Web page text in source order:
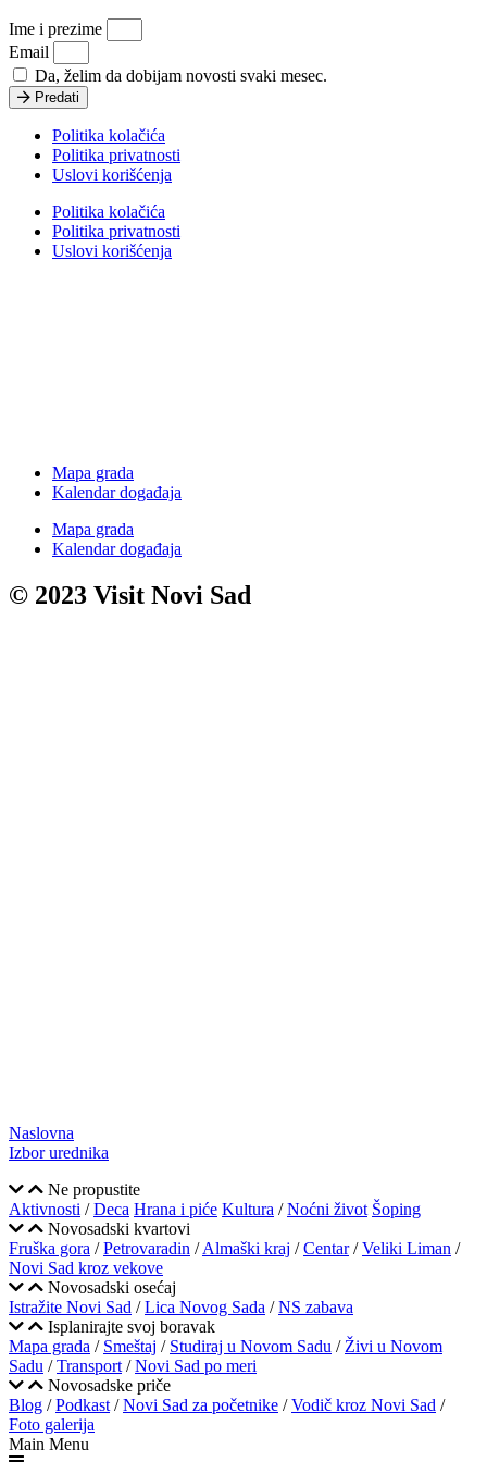
Ime i prezime
Email
Da, želim da dobijam novosti svaki mesec.
Predati
Politika kolačića
Politika privatnosti
Uslovi korišćenja
Politika kolačića
Politika privatnosti
Uslovi korišćenja
Mapa grada
Kalendar događaja
Mapa grada
Kalendar događaja
© 2023 Visit Novi Sad
Naslovna
Izbor urednika
Ne propustite
Aktivnosti /Deca Hrana i piće Kultura /Noćni život Šoping
Novosadski kvartovi
Fruška gora /Petrovaradin /Almaški kraj /Centar/Veliki Liman /
Novi Sad kroz vekove
Novosadski osećaj
Istražite Novi Sad /Lica Novog Sada /NS zabava
Isplanirajte svoj boravak
Mapa grada / Smeštaj / Studiraj u Novom Sadu / Živi u Novom
Sadu /Transport /Novi Sad po meri
Novosadske priče
Blog /Podkast /Novi Sad za početnike /Vodič kroz Novi Sad /
Foto galerija
Main Menu